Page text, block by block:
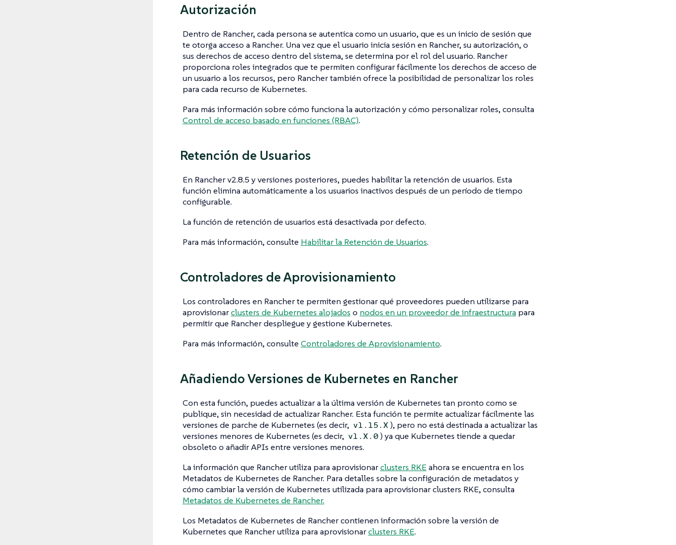
Autorización
Dentro de Rancher, cada persona se autentica como un usuario, que es un inicio de sesión que
te otorga acceso a Rancher. Una vez que el usuario inicia sesión en Rancher, su autorización, o
sus derechos de acceso dentro del sistema, se determina por el rol del usuario. Rancher
proporciona roles integrados que te permiten configurar fácilmente los derechos de acceso de
un usuario a los recursos, pero Rancher también ofrece la posibilidad de personalizar los roles
para cada recurso de Kubernetes.
Para más información sobre cómo funciona la autorización y cómo personalizar roles, consulta
Control de acceso basado en funciones (RBAC).
Retención de Usuarios
En Rancher v2.8.5 y versiones posteriores, puedes habilitar la retención de usuarios. Esta
función elimina automáticamente a los usuarios inactivos después de un período de tiempo
configurable.
La función de retención de usuarios está desactivada por defecto.
Para más información, consulte Habilitar la Retención de Usuarios.
Controladores de Aprovisionamiento
Los controladores en Rancher te permiten gestionar qué proveedores pueden utilizarse para
aprovisionarclusters de Kubernetes alojados o nodos en un proveedor de infraestructura para
permitir que Rancher despliegue y gestione Kubernetes.
Para más información, consulte Controladores de Aprovisionamiento.
Añadiendo Versiones de Kubernetes en Rancher
Con esta función, puedes actualizar a la última versión de Kubernetes tan pronto como se
publique, sin necesidad de actualizar Rancher. Esta función te permite actualizar fácilmente las
versiones de parche de Kubernetes (es decir, v1.15.X ), pero no está destinada a actualizar las
versiones menores de Kubernetes (es decir, v1.X.0 ) ya que Kubernetes tiende a quedar
obsoleto o añadir APIs entre versiones menores.
La información que Rancher utiliza para aprovisionarclusters RKEahora se encuentra en los
Metadatos de Kubernetes de Rancher. Para detalles sobre la configuración de metadatos y
cómo cambiar la versión de Kubernetes utilizada para aprovisionar clusters RKE, consulta
Metadatos de Kubernetes de Rancher.
Los Metadatos de Kubernetes de Rancher contienen información sobre la versión de
Kubernetes que Rancher utiliza para aprovisionarclusters RKE.